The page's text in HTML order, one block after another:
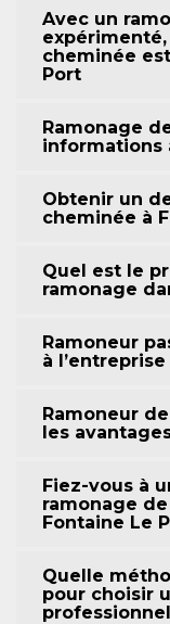
Avec un
cheminée
Port
Ramonage
informations
Obtenir un
cheminée à
Quel est le
ramonage
Ramoneur
à
Ramoneur
les
Fiez-vous à
ramonage
Fontaine Le
Quelle
pour choisir
professionnel